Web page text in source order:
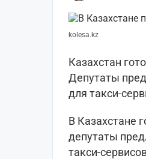
kolesa.kz
Казахстан
Депутаты
для такси-
В Казахстане
депутаты
такси-